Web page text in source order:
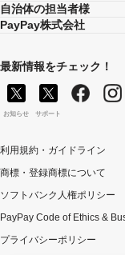
自治体の担当者様
PayPay株式会社
最新情報をチェック！
お知らせ サポート
利用規約・ガイドライン
商標・登録商標について
ソフトバンク人権ポリシー
PayPay Code of Ethics &
プライバシーポリシー